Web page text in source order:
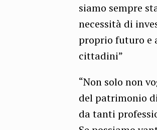
siamo sempre
necessità di
proprio futuro e
cittadini”
“Non solo non
del patrimonio
da tanti